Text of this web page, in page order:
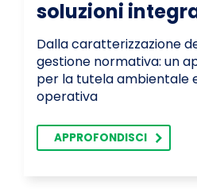
soluzioni
Dalla caratterizzazione
gestione normativa: un
per la tutela ambientale
operativa
APPROFONDISCI